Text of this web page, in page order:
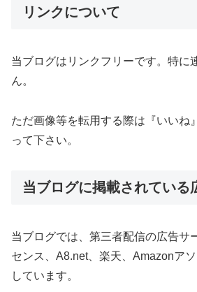
リンクについて
当ブログはリンクフリーです。特に
ん。
ただ画像等を転用する際は『いいね
って下さい。
当ブログに掲載されている
当ブログでは、第三者配信の広告サ
センス、A8.net、楽天、Amazonア
しています。